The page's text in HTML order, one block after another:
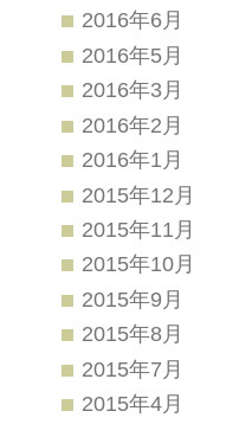
2016年6月
2016年5月
2016年3月
2016年2月
2016年1月
2015年12月
2015年11月
2015年10月
2015年9月
2015年8月
2015年7月
2015年4月